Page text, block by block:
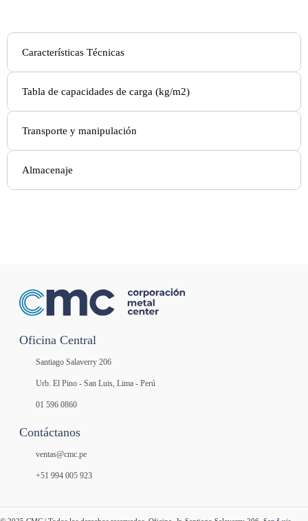
Características Técnicas
Tabla de capacidades de carga (kg/m2)
Transporte y manipulación
Almacenaje
Oficina Central
Santiago Salaverry 206
Urb. El Pino - San Luis, Lima - Perú
01 596 0860
Contáctanos
ventas@cmc.pe
+51 994 005 923